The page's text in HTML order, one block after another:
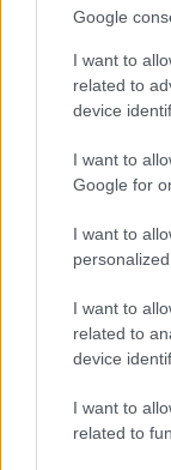
Google
I want to
related to
device
I want to
Google for
I want to
I want to
related to
device
I want to
related to
firma
Nata
diretti